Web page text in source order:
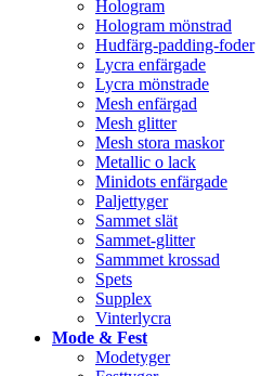
Hologram
Hologram mönstrad
Hudfärg-padding-foder
Lycra enfärgade
Lycra mönstrade
Mesh enfärgad
Mesh glitter
Mesh stora maskor
Metallic o lack
Minidots enfärgade
Paljettyger
Sammet slät
Sammet-glitter
Sammmet krossad
Spets
Supplex
Vinterlycra
Mode & Fest
Modetyger